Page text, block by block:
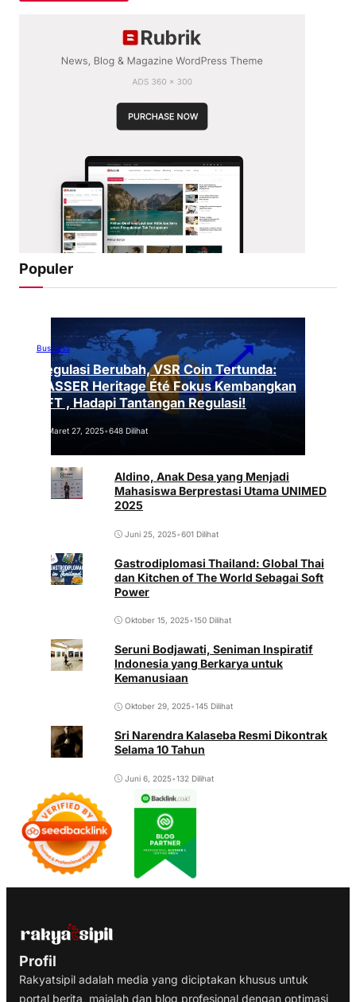
Populer
Business
Regulasi Berubah, VSR Coin Tertunda:
VASSER Heritage Été Fokus Kembangkan
NFT , Hadapi Tantangan Regulasi!
Maret 27, 2025•648 Dilihat
Aldino, Anak Desa yang Menjadi
Mahasiswa Berprestasi Utama UNIMED
2025
Juni 25, 2025•601 Dilihat
Gastrodiplomasi Thailand: Global Thai
dan Kitchen of The World Sebagai Soft
Power
Oktober 15, 2025•150 Dilihat
Seruni Bodjawati, Seniman Inspiratif
Indonesia yang Berkarya untuk
Kemanusiaan
Oktober 29, 2025•145 Dilihat
Sri Narendra Kalaseba Resmi Dikontrak
Selama 10 Tahun
Juni 6, 2025•132 Dilihat
Profil
Rakyatsipil adalah media yang diciptakan khusus untuk
portal berita, majalah dan blog profesional dengan optimasi